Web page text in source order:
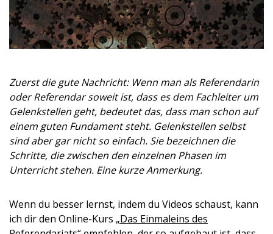
Zuerst die gute Nachricht: Wenn man als Referendarin
oder Referendar soweit ist, dass es dem Fachleiter um
Gelenkstellen geht, bedeutet das, dass man schon auf
einem guten Fundament steht. Gelenkstellen selbst
sind aber gar nicht so einfach. Sie bezeichnen die
Schritte, die zwischen den einzelnen Phasen im
Unterricht stehen. Eine kurze Anmerkung.
Wenn du besser lernst, indem du Videos schaust, kann
ich dir den Online-Kurs „Das Einmaleins des